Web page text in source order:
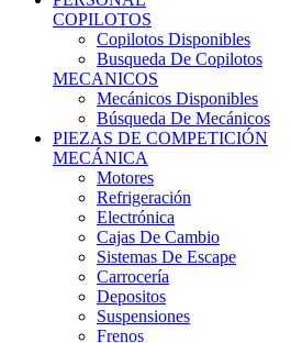
Copilotos Disponibles
Busqueda De Copilotos
MECANICOS
Mecánicos Disponibles
Búsqueda De Mecánicos
PIEZAS DE COMPETICIÓN
MECÁNICA
Motores
Refrigeración
Electrónica
Cajas De Cambio
Sistemas De Escape
Carrocería
Depositos
Suspensiones
Frenos
Iluminación